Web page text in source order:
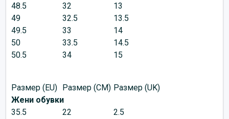
48.5
32
13
49
32.5
13.5
49.5
33
14
50
33.5
14.5
50.5
34 15
Размер (EU) Размер (CM) Размер (UK)
Жени обувки
35.5
22
2.5